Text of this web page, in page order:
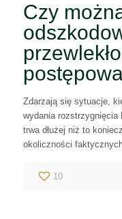
Czy
Zdarzają się sytuacje,
wydania rozstrzygnięcia
trwa dłużej niż to
okoliczności
10